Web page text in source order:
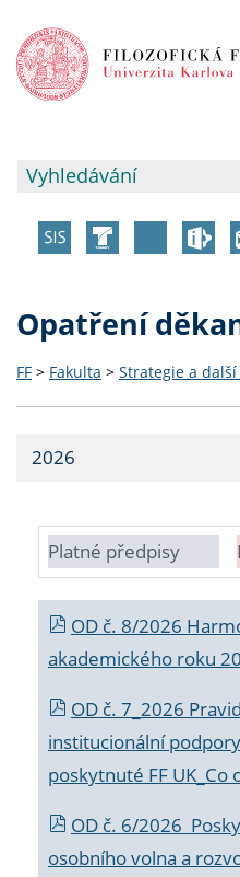
Opatření
FF > Fakulta > Strategie a
2026
Platné předpisy
OD č. 8/2026
akademického roku
OD č. 7_2026
institucionální
poskytnuté FF UK_Co
OD č. 6/2026
osobního volna a